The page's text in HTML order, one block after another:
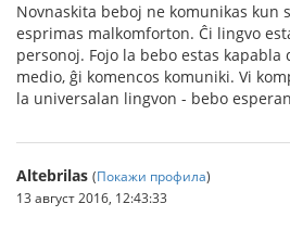
Novnaskita beboj ne komunikas kun
esprimas malkomforton. Ĉi lingvo
personoj. Fojo la bebo estas
medio, ĝi komencos komuniki. Vi
la universalan lingvon - bebo
Altebrilas (Покажи профила)
13 август 2016, 12:43:33